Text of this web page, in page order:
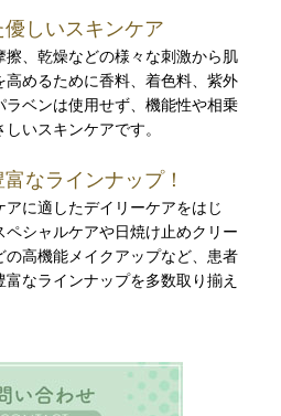
しいスキンケア
擦、乾燥などの様々な刺激から肌
高めるために香料、着色料、紫外
ベンは使用せず、機能性や相乗
いスキンケアです。
なラインナップ！
に適したデイリーケアをはじ
シャルケアや日焼け止めクリー
の高機能メイクアップなど、患者
なラインナップを多数取り揃え